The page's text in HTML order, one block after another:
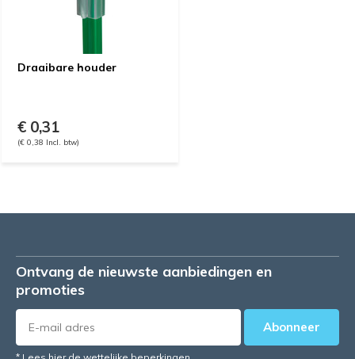
Draaibare houder
€ 0,31
(€ 0,38 Incl. btw)
Ontvang de nieuwste aanbiedingen en
promoties
Abonneer